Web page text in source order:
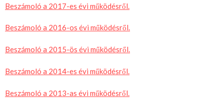
Beszámoló a 2017-es évi működésről.
Beszámoló a 2016-os évi működésről.
Beszámoló a 2015-ös évi működésről.
Beszámoló a 2014-es évi működésről.
Beszámoló a 2013-as évi működésről.